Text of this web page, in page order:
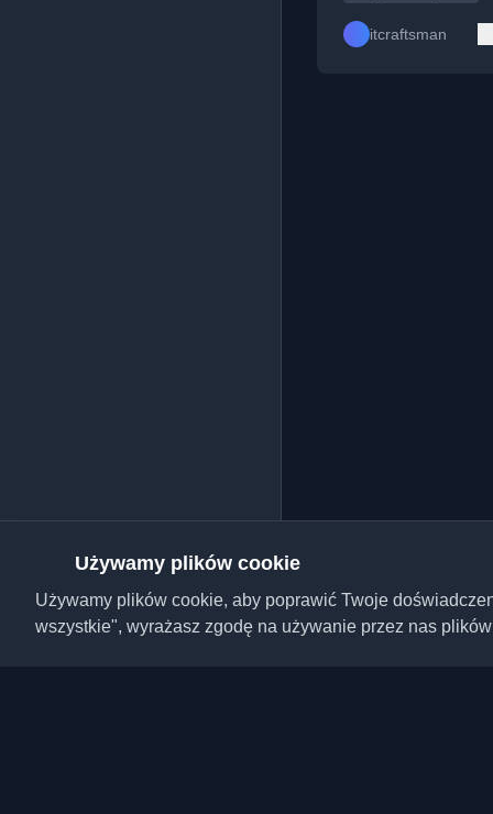
itcraftsman
Używamy plików cookie
Używamy plików cookie, aby poprawić Twoje
wszystkie", wyrażasz zgodę na używanie przez nas